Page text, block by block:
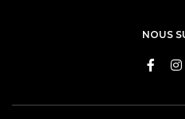
NOUS